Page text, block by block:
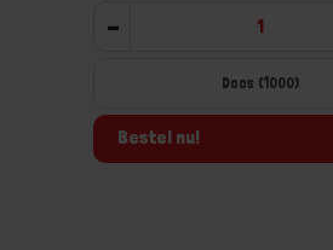
-
Doos (1000)
Bestel nu!